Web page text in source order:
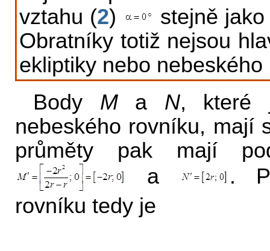
vztahu (2)
stejně
Obratníky totiž nejsou
ekliptiky nebo
Body Ma N, které
nebeského rovníku, mají
průměty pak mají
a
.
rovníku tedy je